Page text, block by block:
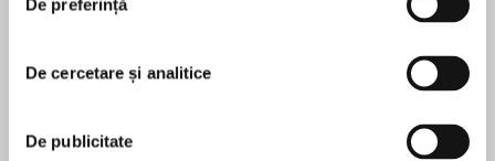
De preferință
De cercetare și analitice
De publicitate
mutilated – countless victims. And now he’s on
the move. DS Mark ‘Heck’ Heckenburg must
chase the trail, even when it leads him to his
hometown of Bradburn – a place he never
Paul Finch
Paul Finch is a former cop and journalist, now